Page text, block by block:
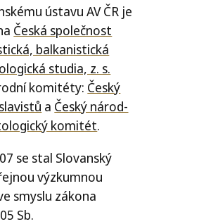
ústa­vuAVČR je
Česká spo­leč­nost
bal­ka­nis­tic­ká
stu­dia, z. s.
komi­téty: Český
a Český národ­
komi­tét.
se stal Slovanský
výzkum­nou
smys­lu záko­na
Sb.